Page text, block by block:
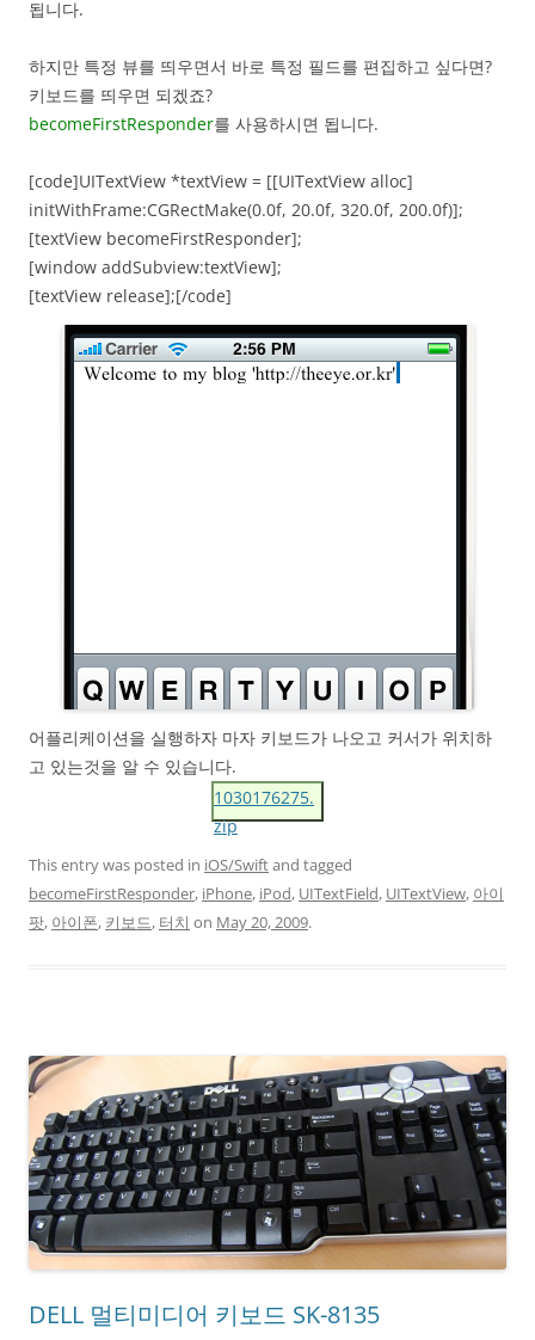
됩니다.
하지만 특정 뷰를 띄우면서 바로 특정 필드를 편집하고 싶다면?
키보드를 띄우면 되겠죠?
becomeFirstResponder를 사용하시면 됩니다.
[code]UITextView *textView = [[UITextView alloc]
initWithFrame:CGRectMake(0.0f, 20.0f, 320.0f, 200.0f)];
[textView becomeFirstResponder];
[window addSubview:textView];
[textView release];[/code]
어플리케이션을 실행하자 마자 키보드가 나오고 커서가 위치하
고 있는것을 알 수 있습니다.
1030176275.
zip
This entry was posted in iOS/Swiftand tagged
becomeFirstResponder, iPhone, iPod, UITextField, UITextView, 아이
팟, 아이폰, 키보드, 터치 on May 20, 2009.
DELL 멀티미디어 키보드 SK-8135